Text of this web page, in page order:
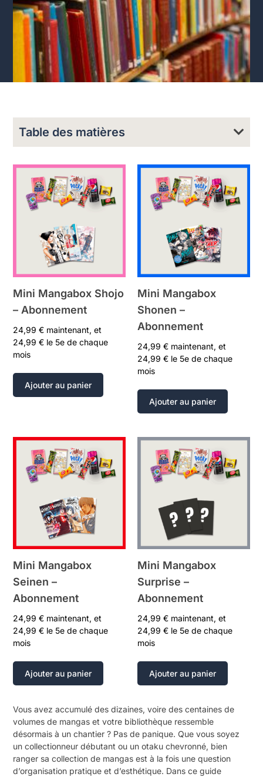
Table des matières
Mini Mangabox Shojo
– Abonnement
24,99€ maintenant, et
24,99€ le 5e de chaque
mois
Ajouter au panier
Mini Mangabox
Shonen –
Abonnement
24,99 € maintenant, et
24,99 € le 5e de chaque
mois
Ajouter au panier
Mini Mangabox
Seinen –
Abonnement
24,99€ maintenant, et
24,99€ le 5e de chaque
mois
Ajouter au panier
Mini Mangabox
Surprise –
Abonnement
24,99 € maintenant, et
24,99 € le 5e de chaque
mois
Ajouter au panier
Vous avez accumulé des dizaines, voire des centaines de
volumes de mangas et votre bibliothèque ressemble
désormais à un chantier ? Pas de panique. Que vous soyez
un collectionneur débutant ou un otaku chevronné, bien
ranger sa collection de mangas est à la fois une question
d’organisation pratique et d’esthétique. Dans ce guide